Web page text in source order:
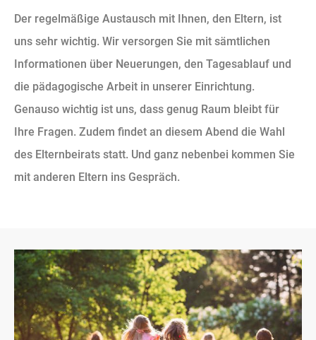
Der regelmäßige Austausch mit Ihnen, den Eltern, ist
uns sehr wichtig. Wir versorgen Sie mit sämtlichen
Informationen über Neuerungen, den Tagesablauf und
die pädagogische Arbeit in unserer Einrichtung.
Genauso wichtig ist uns, dass genug Raum bleibt für
Ihre Fragen. Zudem findet an diesem Abend die Wahl
des Elternbeirats statt. Und ganz nebenbei kommen Sie
mit anderen Eltern ins Gespräch.